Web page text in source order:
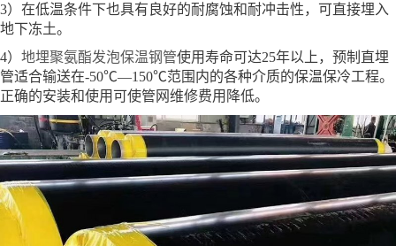
3）在低温条件下也具有良好的耐腐蚀和耐冲击性，可直接埋入
地下冻土。
4） 地埋聚氨酯发泡保温钢管使用寿命可达25年以上，预制直埋
管适合输送在-50℃—150℃范围内的各种介质的保温保冷工程。
正确的安装和使用可使管网维修费用降低。